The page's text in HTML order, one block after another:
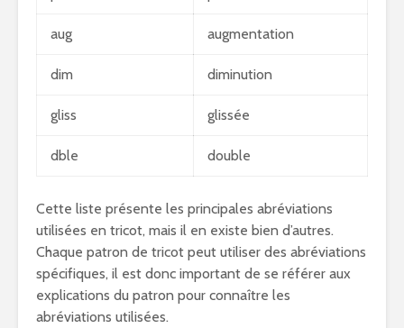
aug augmentation
dim diminution
gliss glissée
dble double
Cette liste présente les principales abréviations
utilisées en tricot, mais il en existe bien d’autres.
Chaque patron de tricot peut utiliser des abréviations
spécifiques, il est donc important de se référer aux
explications du patron pour connaître les
abréviations utilisées.